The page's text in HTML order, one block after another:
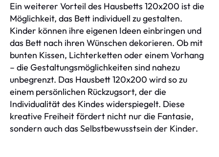
Ein weiterer Vorteil des Hausbetts 120x200 ist die
Möglichkeit, das Bett individuell zu gestalten.
Kinder können ihre eigenen Ideen einbringen und
das Bett nach ihren Wünschen dekorieren. Ob mit
bunten Kissen, Lichterketten oder einem Vorhang
– die Gestaltungsmöglichkeiten sind nahezu
unbegrenzt. Das Hausbett 120x200 wird so zu
einem persönlichen Rückzugsort, der die
Individualität des Kindes widerspiegelt. Diese
kreative Freiheit fördert nicht nur die Fantasie,
sondern auch das Selbstbewusstsein der Kinder.